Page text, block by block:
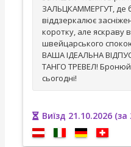
ЗАЛЬЦКАММЕРГУТ, де
віддзеркалює
коротку, але яскраву
швейцарського спокою
ВАША ІДЕАЛЬНА
ТАНГО ТРЕВЕЛ!
сьогодні!
Виїзд 21.10.2026 (за